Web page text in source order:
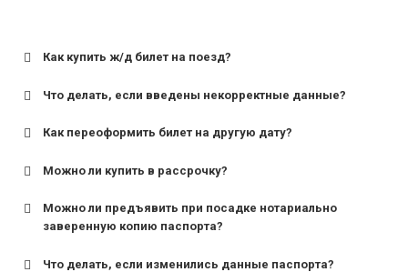
Как купить ж/д билет на поезд?
Что делать, если введены некорректные данные?
Как переоформить билет на другую дату?
Можно ли купить в рассрочку?
Можно ли предъявить при посадке нотариально
заверенную копию паспорта?
Что делать, если изменились данные паспорта?